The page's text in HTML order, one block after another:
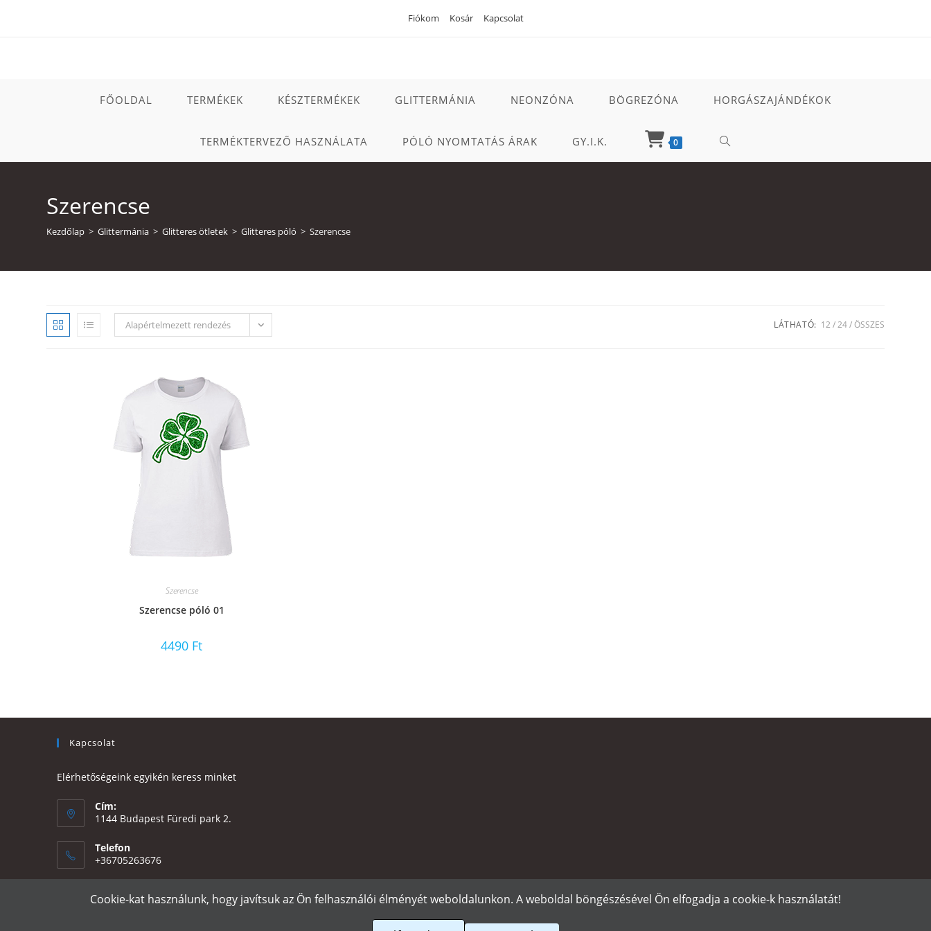
Fiókom Kosár Kapcsolat
FŐOLDAL TERMÉKEK KÉSZTERMÉKEK GLITTERMÁNIA NEONZÓNA BÖGREZÓNA HORGÁSZAJÁNDÉKOK
TERMÉKTERVEZŐ HASZNÁLATA PÓLÓ NYOMTATÁS ÁRAK GY.I.K. 0 TOGGLE
Szerencse
Kezdőlap > Glittermánia > Glitteres ötletek > Glitteres póló > Szerencse
Alapértelmezett rendezés LÁTHATÓ: 12 24 ÖSSZES
Szerencse
Szerencse póló 01
4490 Ft
Kapcsolat
Elérhetőségeink egyikén keress minket
Cím:
1144 Budapest Füredi park 2.
Telefon
+36705263676
eszter@e-design.huOpens
Cookie-kat használunk, hogy javítsuk az Ön felhasználói élményét weboldalunkon. A weboldal böngészésével Ön elfogadja a cookie-k használatát!